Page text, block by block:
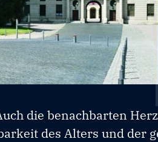
die benachbarten
des Alters und der